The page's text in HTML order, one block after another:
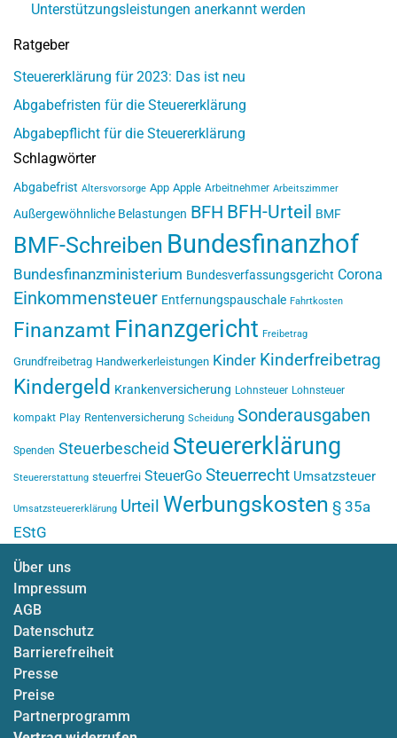
Unterstützungsleistungen anerkannt werden
Ratgeber
Steuererklärung für 2023: Das ist neu
Abgabefristen für die Steuererklärung
Abgabepflicht für die Steuererklärung
Schlagwörter
Abgabefrist Altersvorsorge App Apple Arbeitnehmer Arbeitszimmer
Außergewöhnliche Belastungen BFH BFH-Urteil BMF
BMF-Schreiben Bundesfinanzhof
Bundesfinanzministerium Bundesverfassungsgericht Corona
Einkommensteuer Entfernungspauschale Fahrtkosten
Finanzamt Finanzgericht Freibetrag
Grundfreibetrag Handwerkerleistungen Kinder Kinderfreibetrag
Kindergeld Krankenversicherung Lohnsteuer Lohnsteuer
kompakt Play Rentenversicherung Scheidung Sonderausgaben
Spenden Steuerbescheid Steuererklärung
Steuererstattung steuerfrei SteuerGo Steuerrecht Umsatzsteuer
Umsatzsteuererklärung Urteil Werbungskosten § 35a
EStG
Über uns
Impressum
AGB
Datenschutz
Barrierefreiheit
Presse
Preise
Partnerprogramm